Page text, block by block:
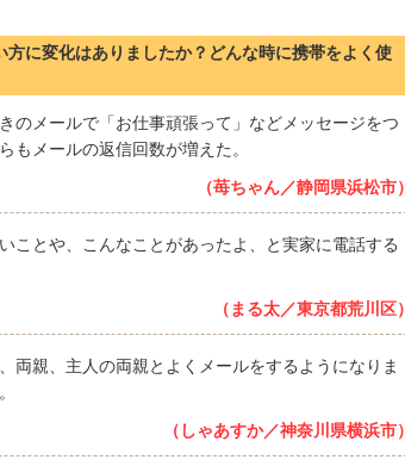
に変化はありましたか？どんな時に携帯をよく使
のメールで「お仕事頑張って」などメッセージをつ
もメールの返信回数が増えた。
（苺ちゃん／静岡県浜松市）
ことや、こんなことがあったよ、と実家に電話する
（まる太／東京都荒川区）
両親、主人の両親とよくメールをするようになりま
（しゃあすか／神奈川県横浜市）